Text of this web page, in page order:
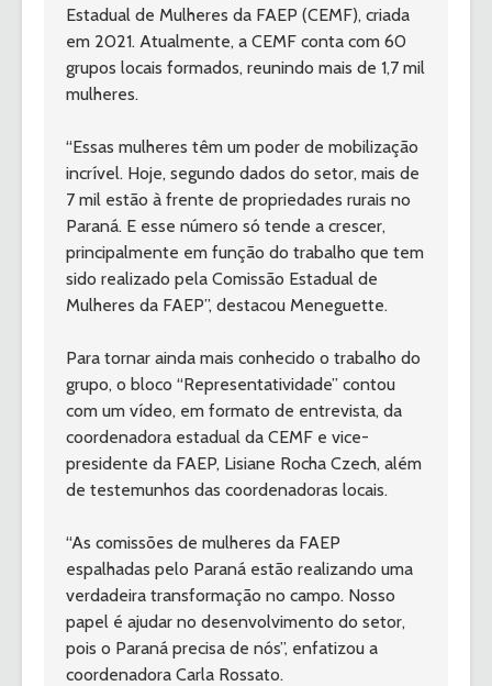
Estadual de Mulheres da FAEP (CEMF), criada
em 2021. Atualmente, a CEMF conta com 60
grupos locais formados, reunindo mais de 1,7 mil
mulheres.
“Essas mulheres têm um poder de mobilização
incrível. Hoje, segundo dados do setor, mais de
7 mil estão à frente de propriedades rurais no
Paraná. E esse número só tende a crescer,
principalmente em função do trabalho que tem
sido realizado pela Comissão Estadual de
Mulheres da FAEP”, destacou Meneguette.
Para tornar ainda mais conhecido o trabalho do
grupo, o bloco “Representatividade” contou
com um vídeo, em formato de entrevista, da
coordenadora estadual da CEMF e vice-
presidente da FAEP, Lisiane Rocha Czech, além
de testemunhos das coordenadoras locais.
“As comissões de mulheres da FAEP
espalhadas pelo Paraná estão realizando uma
verdadeira transformação no campo. Nosso
papel é ajudar no desenvolvimento do setor,
pois o Paraná precisa de nós”, enfatizou a
coordenadora Carla Rossato.